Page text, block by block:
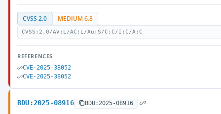
CVSS 2.0 MEDIUM 6.8
CVSS:2.0/AV:L/AC:L/Au:S/C:C/I:C/A:C
REFERENCES
CVE-2025-38052
CVE-2025-38052
BDU:2025-08916 BDU:2025-08916